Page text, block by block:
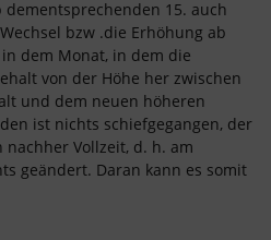
15. auch
bzw .die Erhöhung ab
dem Monat, in dem die
von der Höhe her zwischen
und dem neuen höheren
ist nichts schiefgegangen, der
Vollzeit, d. h. am
geändert. Daran kann es somit